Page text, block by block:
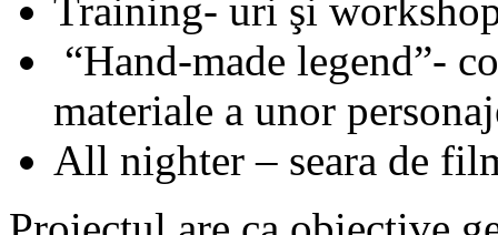
Training- uri şi
“Hand-made legend”-
materiale a unor
All nighter – seara de